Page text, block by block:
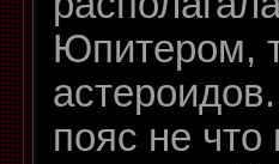
Юпитером,
пояс не что